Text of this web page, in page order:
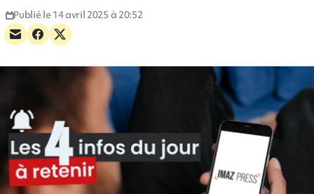
Publié le 14 avril 2025 à 20:52